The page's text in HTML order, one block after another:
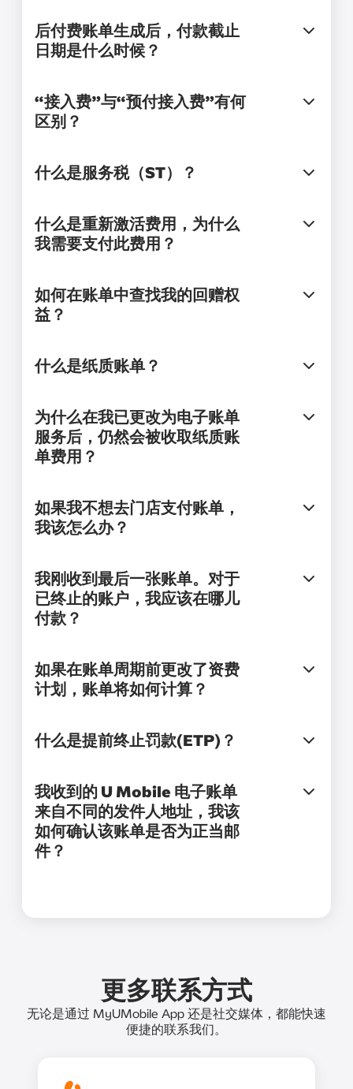
后付费账单生成后，付款截止
日期是什么时候？
“接入费”与“预付接入费”有何
区别？
什么是服务税（ST）？
什么是重新激活费用，为什么
我需要支付此费用？
如何在账单中查找我的回赠权
益？
什么是纸质账单？
为什么在我已更改为电子账单
服务后，仍然会被收取纸质账
单费用？
如果我不想去门店支付账单，
我该怎么办？
我刚收到最后一张账单。对于
已终止的账户，我应该在哪儿
付款？
如果在账单周期前更改了资费
计划，账单将如何计算？
什么是提前终止罚款(ETP)？
我收到的 U Mobile 电子账单
来自不同的发件人地址，我该
如何确认该账单是否为正当邮
件？
更多联系方式
无论是通过 MyUMobile App 还是社交媒体，都能快速
便捷的联系我们。